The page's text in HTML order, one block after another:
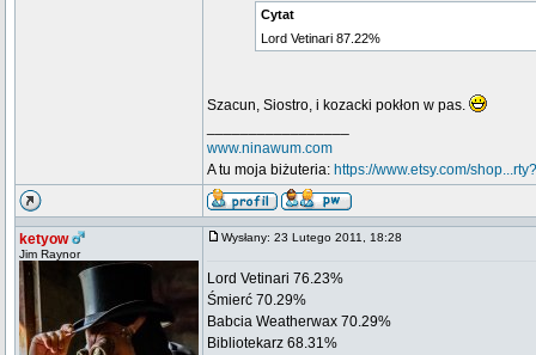
Cytat
Lord Vetinari 87.22%
Szacun, Siostro, i kozacki pokłon w pas.
www.ninawum.com
A tu moja biżuteria: https://www.etsy.com/
ketyow
Jim Raynor
Wysłany: 23 Lutego 2011, 18:28
Lord Vetinari 76.23%
Śmierć 70.29%
Babcia Weatherwax 70.29%
Bibliotekarz 68.31%